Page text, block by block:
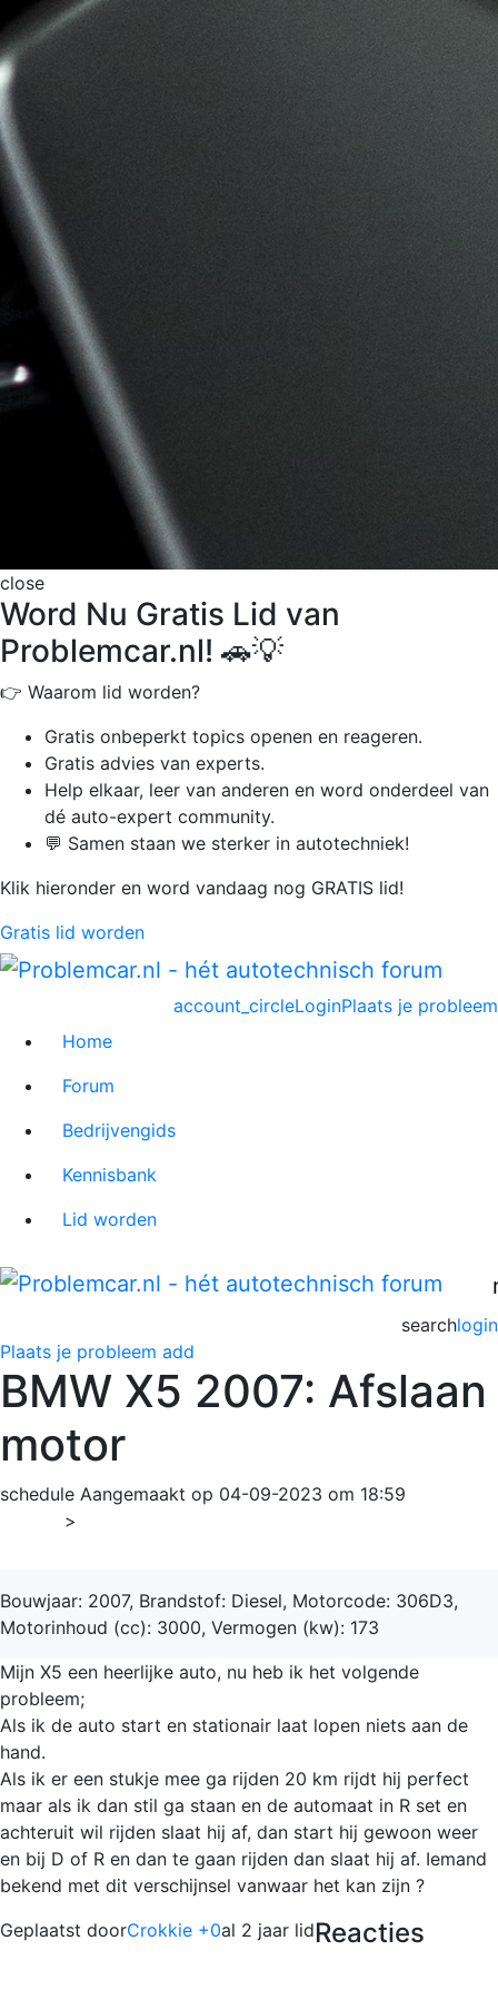
close
Word Nu Gratis Lid van
Problemcar.nl! 🚗💡
👉 Waarom lid worden?
Gratis onbeperkt topics openen en reageren.
Gratis advies van experts.
Help elkaar, leer van anderen en word onderdeel van
dé auto-expert community.
💬 Samen staan we sterker in autotechniek!
Klik hieronder en word vandaag nog GRATIS lid!
Gratis lid worden
Plaats je probleem
account_circleLogin
Home
Forum
Bedrijvengids
Kennisbank
Lid worden
login
search
Plaats je probleem add
BMW X5 2007: Afslaan
motor
schedule Aangemaakt op 04-09-2023 om 18:59
>
Bouwjaar: 2007, Brandstof: Diesel, Motorcode: 306D3,
Motorinhoud (cc): 3000, Vermogen (kw): 173
Mijn X5 een heerlijke auto, nu heb ik het volgende
probleem;
Als ik de auto start en stationair laat lopen niets aan de
hand.
Als ik er een stukje mee ga rijden 20 km rijdt hij perfect
maar als ik dan stil ga staan en de automaat in R set en
achteruit wil rijden slaat hij af, dan start hij gewoon weer
en bij D of R en dan te gaan rijden dan slaat hij af. Iemand
bekend met dit verschijnsel vanwaar het kan zijn ?
Geplaatst doorCrokkie +0al 2 jaar lidReacties